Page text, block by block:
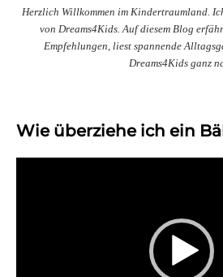
Herzlich Willkommen im Kindertraumland.
von Dreams4Kids. Auf diesem Blog
Empfehlungen, liest spannende
Dreams4Kids ganz
Wie überziehe ich ein